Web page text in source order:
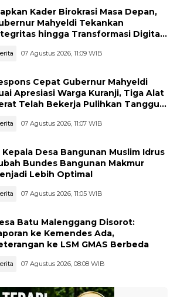
Kader Birokrasi Masa Depan,
Mahyeldi Tekankan
hingga Transformasi Digital
07 Agustus 2026, 11:09 WIB
Cepat Gubernur Mahyeldi
Apresiasi Warga Kuranji, Tiga Alat
Telah Bekerja Pulihkan Tanggul
07 Agustus 2026, 11:07 WIB
Kepala Desa Bangunan Muslim Idrus
Bundes Bangunan Makmur
Lebih Optimal
07 Agustus 2026, 11:05 WIB
Batu Malenggang Disorot:
ke Kemendes Ada,
ke LSM GMAS Berbeda
07 Agustus 2026, 08:08 WIB